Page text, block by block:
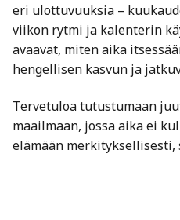
eri ulottuvuuksia –
viikon rytmi ja kalenterin
avaavat, miten aika
hengellisen kasvun ja
Tervetuloa tutustumaan
maailmaan, jossa aika ei
elämään merkityksellisesti,